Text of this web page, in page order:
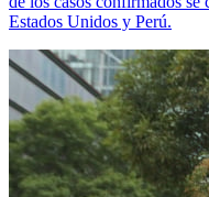
Estados Unidos y Perú.